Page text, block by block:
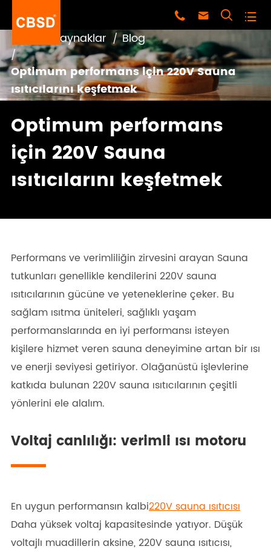
   
Kaynaklar
Blog
Optimum performans için 220V Sauna
ısıtıcılarını keşfetmek
Optimum performans
için 220V Sauna
ısıtıcılarını keşfetmek
Performans ve verimliliğin zirvesini arayan Sauna
tutkunları genellikle kendilerini 220V sauna
ısıtıcılarının gücüne ve yeteneklerine çeker. Bu
sağlam ısıtma üniteleri, sağlıklı yaşam
performanslarında en iyi performansı isteyen
kişilere hizmet veren sauna deneyimine artan bir ısı
ve enerji seviyesi getiriyor. Olağanüstü işlevlerine
katkıda bulunan 220V sauna ısıtıcılarının çeşitli
yönlerini ele alalım.
Voltaj canlılığı: verimli ısı motoru
En uygun performansın kalbi220V sauna ısıtıcısı
Daha yüksek voltaj kapasitesinde yatıyor. Düşük
voltajlı muadillerin aksine, 220V sauna ısıtıcısı,